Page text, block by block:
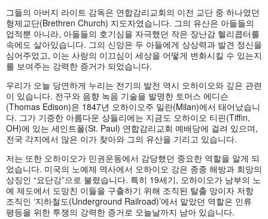
그들의 아버지 라이트 감독은 연합감리교회의 이전 교단 중 하나였던
형제교단(Brethren Church) 지도자였습니다. 그의 유산은 아들들의
업적뿐 아니라, 아들들의 호기심을 자극했던 작은 장난감 헬리콥터를
속에도 살아있습니다. 그의 신앙은 두 아들에게 상상력과 발견 정신을
심어주었고, 이는 사랑의 이끄심이 세상을 어떻게 변화시킬 수 있는지
를 보여주는 강력한 증거가 되었습니다.
우리가 오늘 당연하게 누리는 전기의 발전 역시 오하이오와 깊은 관련
이 있습니다. 전구와 음향 녹음 기술을 발명한 토머스 에디슨
(Thomas Edison)은 1847년 오하이오주 밀란(Milan)에서 태어났습니
다. 그가 기증한 아름다운 샹들리에는 지금도 오하이오 티핀(Tiffin,
OH)에 있는 세인트폴(St. Paul) 연합감리교회 예배당에 걸려 있으며,
전국 각지에서 많은 이가 찾아와 그의 유산을 기리고 있습니다.
저는 또한 오하이오가 민권운동에서 감당했던 중요한 역할을 알게 되
었습니다. 미국의 노예제 역사에서 오하이오 강은 종종 해방과 희망의
상징인 “요단강”으로 불렸습니다. 특히 19세기, 오하이오가 남부의 노
예 제도에서 도망친 이들을 구출하기 위해 조직된 탈출 망이자 저항
조직인 ‘지하철도(Underground Railroad)’에서 맡았던 역할은 인류
평등을 위한 투쟁의 강력한 증거로 오늘날까지 남아 있습니다.